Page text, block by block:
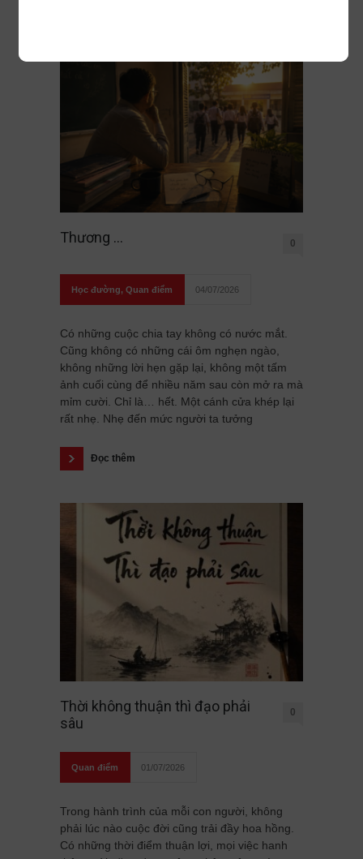
Thương … 0
Học đường, Quan điểm 04/07/2026
Có những cuộc chia tay không có nước mắt.
Cũng không có những cái ôm nghẹn ngào,
không những lời hẹn gặp lại, không một tấm
ảnh cuối cùng để nhiều năm sau còn mở ra mà
mỉm cười. Chỉ là… hết. Một cánh cửa khép lại
rất nhẹ. Nhẹ đến mức người ta tưởng
Đọc thêm
Thời không thuận thì đạo phải
sâu
0
Quan điểm 01/07/2026
Trong hành trình của mỗi con người, không
phải lúc nào cuộc đời cũng trải đầy hoa hồng.
Có những thời điểm thuận lợi, mọi việc hanh